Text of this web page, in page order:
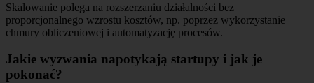
Skalowanie polega na rozszerzaniu działalności bez
proporcjonalnego wzrostu kosztów, np. poprzez wykorzystanie
chmury obliczeniowej i automatyzację procesów.
Jakie wyzwania napotykają startupy i jak je
pokonać?